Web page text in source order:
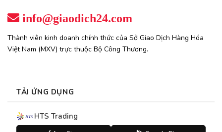
info@giaodich24.com
Thành viên kinh doanh chính thức của Sở Giao Dịch Hàng Hóa
Việt Nam (MXV) trực thuộc Bộ Công Thương.
TẢI ỨNG DỤNG
HTS Trading